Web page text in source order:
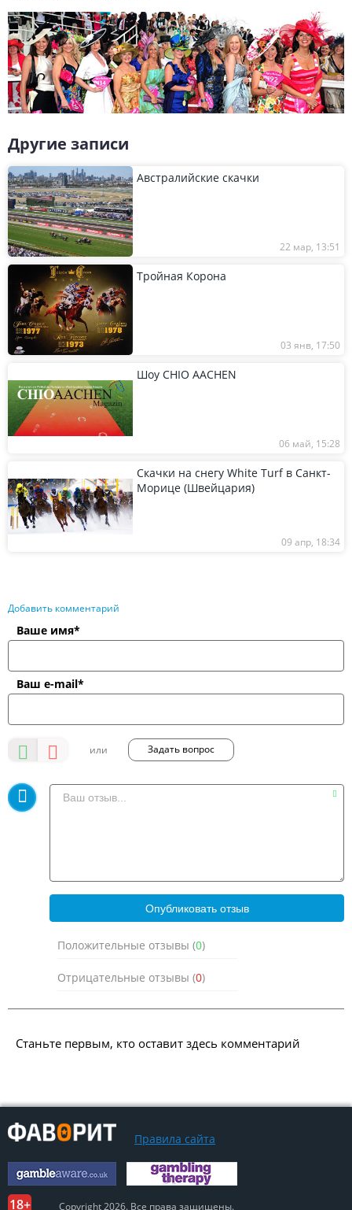
Другие записи
Австралийские скачки
22 мар, 13:51
Тройная Корона
03 янв, 17:50
Шоу CHIO AACHEN
06 май, 15:28
Скачки на снегу White Turf в Санкт-
Морице (Швейцария)
09 апр, 18:34
Добавить комментарий
Ваше имя*
Ваш e-mail*
Задать вопрос
Положительные отзывы (0)
Отрицательные отзывы (0)
Станьте первым, кто оставит здесь комментарий
Правила сайта
Copyright 2026. Все права защищены.